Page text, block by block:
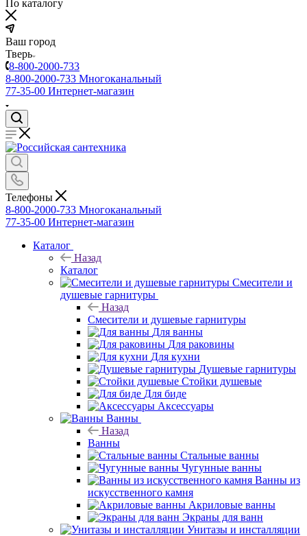
По каталогу
Ваш город
Тверь
8-800-2000-733
8-800-2000-733 Многоканальный
77-35-00 Интернет-магазин
Телефоны
8-800-2000-733 Многоканальный
77-35-00 Интернет-магазин
Каталог
Назад
Каталог
Смесители и
душевые гарнитуры
Назад
Смесители и душевые гарнитуры
Для ванны
Для раковины
Для кухни
Душевые гарнитуры
Стойки душевые
Для биде
Аксессуары
Ванны
Назад
Ванны
Стальные ванны
Чугунные ванны
Ванны из
искусственного камня
Акриловые ванны
Экраны для ванн
Унитазы и инсталляции